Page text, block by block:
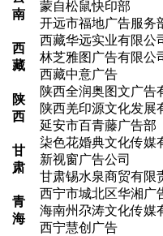
南
蒙自松鼠快印部
开远市福地广告服务
西
藏
西藏华远实业有限公
林芝雅图广告有限公
西藏中意广告
陕
西
陕西全润奥图文广告
陕西羌印源文化发展
延安市百青藤广告部
甘
肃
柒色花婚典文化传媒
新视窗广告公司
甘肃锡水泉商贸有限
青
海
西宁市城北区华湘广
海南州尕涛文化传媒
西宁慧创广告